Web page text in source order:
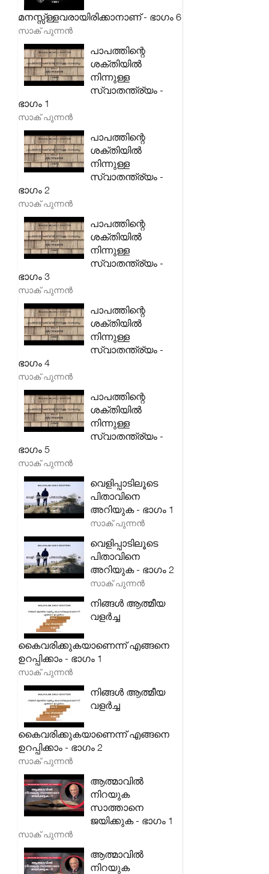
മനസ്സ്ള്ളവരായിരിക്കാനാണ് - ഭാഗം 6
സാക് പുന്നൻ
പാപത്തിന്റെ
ശക്തിയിൽ
നിന്നുള്ള
സ്വാതന്ത്ര്യം -
ഭാഗം 1
സാക് പുന്നൻ
പാപത്തിന്റെ
ശക്തിയിൽ
നിന്നുള്ള
സ്വാതന്ത്ര്യം -
ഭാഗം 2
സാക് പുന്നൻ
പാപത്തിന്റെ
ശക്തിയിൽ
നിന്നുള്ള
സ്വാതന്ത്ര്യം -
ഭാഗം 3
സാക് പുന്നൻ
പാപത്തിന്റെ
ശക്തിയിൽ
നിന്നുള്ള
സ്വാതന്ത്ര്യം -
ഭാഗം 4
സാക് പുന്നൻ
പാപത്തിന്റെ
ശക്തിയിൽ
നിന്നുള്ള
സ്വാതന്ത്ര്യം -
ഭാഗം 5
സാക് പുന്നൻ
വെളിപ്പാടിലൂടെ
പിതാവിനെ
അറിയുക - ഭാഗം 1
സാക് പുന്നൻ
വെളിപ്പാടിലൂടെ
പിതാവിനെ
അറിയുക - ഭാഗം 2
സാക് പുന്നൻ
നിങ്ങൾ ആത്മീയ
വളർച്ച
കൈവരിക്കുകയാണെന്ന് എങ്ങനെ
ഉറപ്പിക്കാം - ഭാഗം 1
സാക് പുന്നൻ
നിങ്ങൾ ആത്മീയ
വളർച്ച
കൈവരിക്കുകയാണെന്ന് എങ്ങനെ
ഉറപ്പിക്കാം - ഭാഗം 2
സാക് പുന്നൻ
ആത്മാവിൽ
നിറയുക
സാത്താനെ
ജയിക്കുക - ഭാഗം 1
സാക് പുന്നൻ
ആത്മാവിൽ
നിറയുക